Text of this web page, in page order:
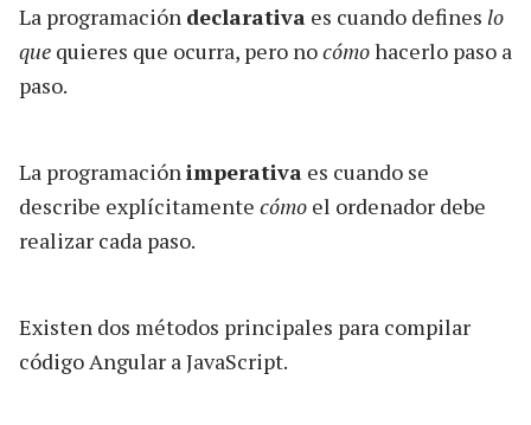
La programación declarativa es cuando defines lo
que quieres que ocurra, pero nocómohacerlo paso a
paso.
La programaciónimperativa es cuando se
describe explícitamente cómo el ordenador debe
realizar cada paso.
Existen dos métodos principales para compilar
código Angular a JavaScript.